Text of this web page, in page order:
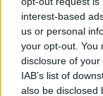
interest-based
us or personal
your opt-out. You
disclosure of
IAB’s list of
also be disclosed